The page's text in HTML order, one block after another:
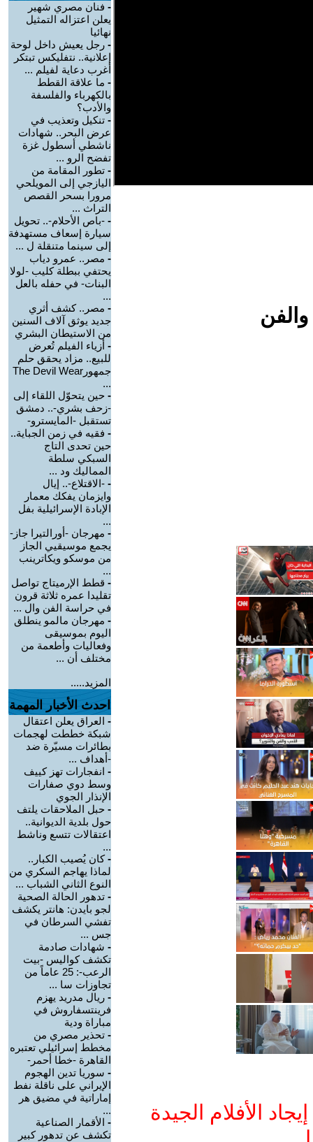
الأفلام الجيدة
- فنان مصري شهير
يعلن اعتزاله التمثيل
نهائيا
- رجل يعيش داخل لوحة
إعلانية.. نتفليكس تبتكر
أغرب دعاية لفيلم ...
- ما علاقة القطط
بالكهرباء والفلسفة
والأدب؟
- تنكيل وتعذيب في
عرض البحر.. شهادات
ناشطي أسطول غزة
تفضح الرو ...
- تطور المقامة من
اليازجي إلى المويلحي
مرورا بسحر القصص
التراث ...
- -باص الأحلام-.. تحويل
سيارة إسعاف مستهدفة
إلى سينما متنقلة ل ...
- مصر.. عمرو دياب
يحتفي ببطلة كليب -لولا
البنات- في حفله بالعل
...
- مصر.. كشف أثري
جديد يوثق آلاف السنين
من الاستيطان البشري
- أزياء الفيلم تُعرض
للبيع.. مزاد يحقق حلم
جمهورThe Devil Wear
...
- حين يتحوّل اللقاء إلى
-زحف بشري-.. دمشق
تستقبل -المايسترو-
- فقيه في زمن الجباية..
حين تحدى التاج
السبكي سلطة
المماليك ود ...
- -الاقتلاع-.. إيال
وايزمان يفكك معمار
الإبادة الإسرائيلية بفل
...
- مهرجان -أورالتيرا جاز-
يجمع موسيقيي الجاز
من موسكو ويكاترينب
...
- قطط الإرميتاج تواصل
تقليدا عمره ثلاثة قرون
في حراسة الفن وال ...
- مهرجان مالمو ينطلق
اليوم بموسيقى
وفعاليات وأطعمة من
مختلف أن ...
المزيد.....
احدث الأخبار المهمة
- العراق يعلن اعتقال
شبكة خططت لهجمات
بطائرات مسيّرة ضد
-أهداف ...
- انفجارات تهز كييف
وسط دوي صفارات
الإنذار الجوي
- حبل الملاحقات يلتف
حول بلدية الديوانية..
اعتقالات تتسع وناشط
...
-كان يُصيب الكبار..
لماذا يهاجم السكري من
النوع الثاني الشباب ...
- تدهور الحالة الصحية
لجو بايدن: هانتر يكشف
تفشي السرطان في
جس ...
- شهادات صادمة
تكشف كواليس -بيت
الرعب-: 25 عاماً من
تجاوزات سا ...
- ريال مدريد يهزم
فرينتسفاروش في
مباراة ودية
- تحذير مصري من
مخطط إسرائيلي تعتبره
القاهرة -خطا أحمر-
- سوريا تدين الهجوم
الإيراني على ناقلة نفط
إماراتية في مضيق هر
...
- الأقمار الصناعية
تكشف عن تدهور كبير